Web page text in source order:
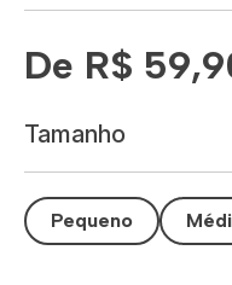
De R$
Tamanho
Pequeno